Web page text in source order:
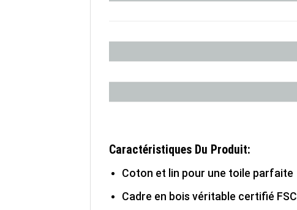
Caractéristiques Du Produit:
Coton et lin pour une toile parfaite
Cadre en bois véritable certifié FSC